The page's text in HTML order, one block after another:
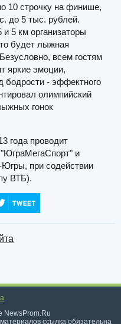
10 строчку на финише,
до 5 тыс. рублей.
5 км организаторы
будет лыжная
всем гостям
яркие эмоции,
бодрости - эффектного
олимпийский
гонок
года проводит
и
при содействии
ВТБ).
NewsProm.Ru
ссылка обязательна